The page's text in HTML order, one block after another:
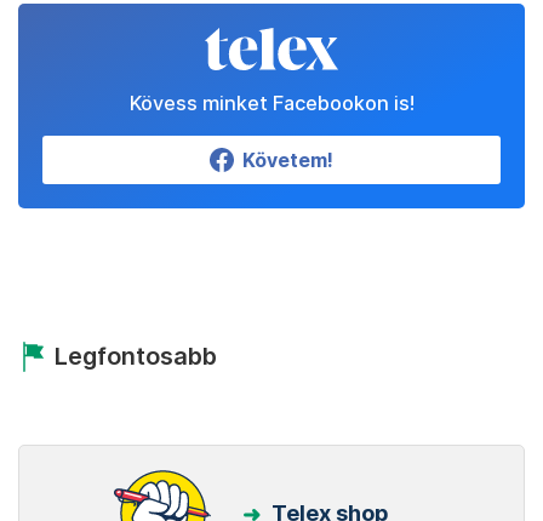
Kövess minket Facebookon is!
Követem!
Legfontosabb
Telex shop